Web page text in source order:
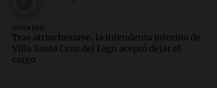
Panorama Federal
Episodios
Audio.Solicitan quiebra de Lebron
Group en medio de una investigación
Ahora país
Tras atrincherarse, la intendenta interina de
Villa Santa Cruz del Lago aceptó dejar el
cargo